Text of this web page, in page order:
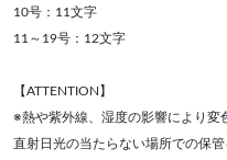
10号：11文字
11～19号：12文字
【ATTENTION】
※熱や紫外線、湿度の影響により変
直射日光の当たらない場所での保管